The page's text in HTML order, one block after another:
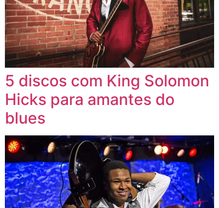
5 discos com King Solomon
Hicks para amantes do
blues